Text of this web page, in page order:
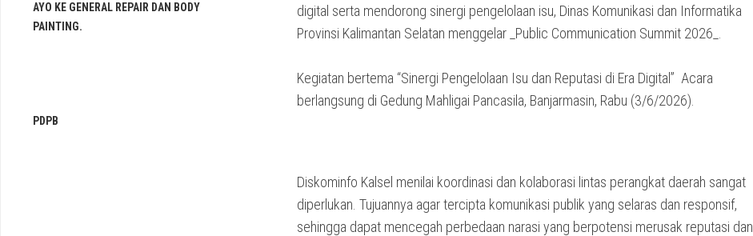
digital serta mendorong sinergi pengelolaan isu, Dinas Komunikasi dan Informatika
Provinsi Kalimantan Selatan menggelar _Public Communication Summit 2026_.
‎Kegiatan bertema “Sinergi Pengelolaan Isu dan Reputasi di Era Digital” Acara
berlangsung di Gedung Mahligai Pancasila, Banjarmasin, Rabu (3/6/2026).
‎Diskominfo Kalsel menilai koordinasi dan kolaborasi lintas perangkat daerah sangat
diperlukan. Tujuannya agar tercipta komunikasi publik yang selaras dan responsif,
sehingga dapat mencegah perbedaan narasi yang berpotensi merusak reputasi dan
AYO KE GENERAL REPAIR DAN BODY
PAINTING.
PDPB